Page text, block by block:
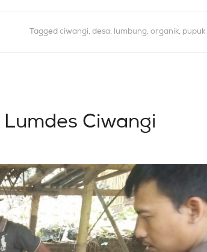
Tagged ciwangi, desa, lumbung, organik, pupuk
Ciwangi